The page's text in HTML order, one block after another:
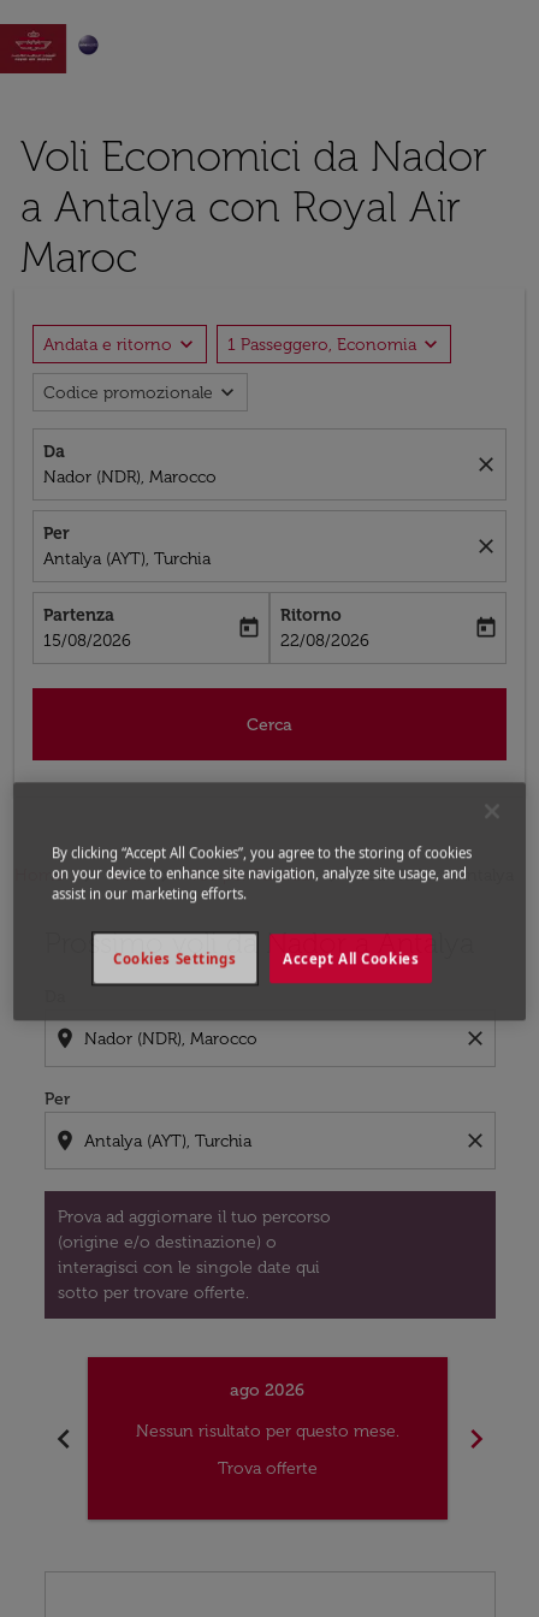

Voli Economici da Nador
a Antalya con Royal Air
Maroc
Andata e ritorno expand_more 1 Passeggero, Economia expand_more
Codice promozionale expand_more
Da
Nador (NDR), Marocco
close
Per
Antalya (AYT), Turchia
close
Partenza
fc-booking-departure-date-aria-label
15/08/2026
today
Ritorno
fc-booking-return-date-aria-label
22/08/2026
today
Cerca
Home Voli Voli per Turchia Voli Nador - Antalya
Prossimo voli da Nador a Antalya
location_on close
Per
location_on close
Prova ad aggiornare il tuo percorso
(origine e/o destinazione) o
interagisci con le singole date qui
sotto per trovare offerte.
Prova ad aggiornare il tuo percorso (origine e/o
chevron_left
ago 2026
Nessun risultato per questo mese.
Trova offerte
chevron_right
By clicking “Accept All Cookies”, you agree to the storing of cookies
on your device to enhance site navigation, analyze site usage, and
assist in our marketing efforts.
Accept All Cookies
Cookies Settings